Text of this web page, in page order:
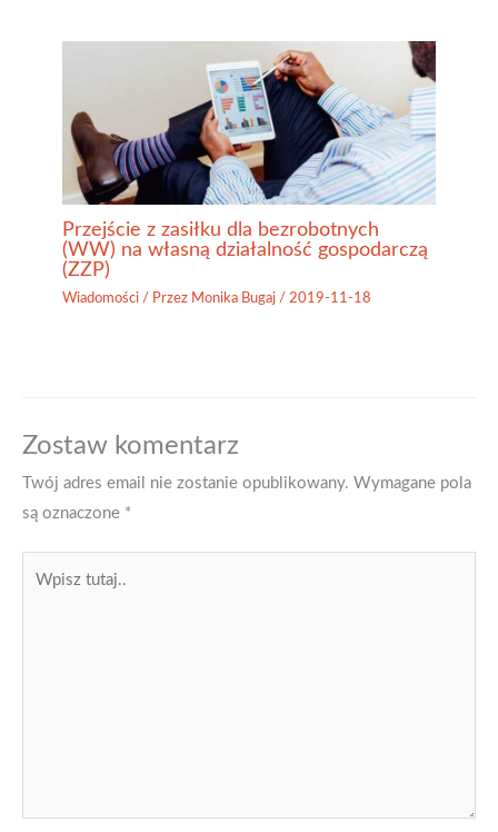
Przejście z zasiłku dla bezrobotnych
(WW) na własną działalność gospodarczą
(ZZP)
Wiadomości / Przez Monika Bugaj / 2019-11-18
Zostaw komentarz
Twój adres email nie zostanie opublikowany. Wymagane pola
są oznaczone *